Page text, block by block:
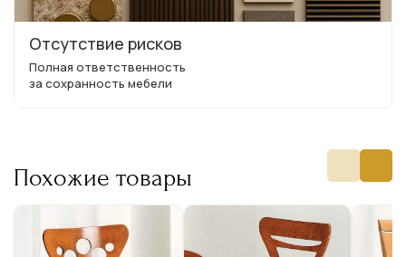
Отсутствие рисков
Полная ответственность
за сохранность мебели
Похожие товары